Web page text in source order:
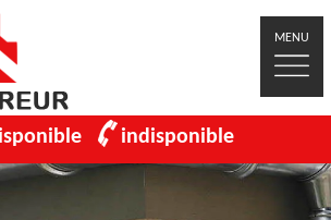
MENU
indisponible